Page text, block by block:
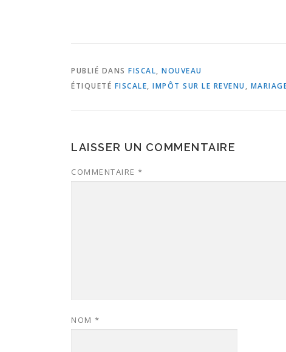
PUBLIÉ DANS FISCAL, NOUVEAU
ÉTIQUETÉ FISCALE, IMPÔT SUR LE REVENU,
LAISSER UN COMMENTAIRE
COMMENTAIRE *
NOM *